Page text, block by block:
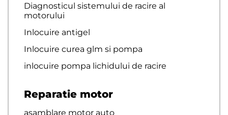
Diagnosticul sistemului de racire al
motorului
Inlocuire antigel
Inlocuire curea glm si pompa
inlocuire pompa lichidului de racire
Reparatie motor
asamblare motor auto